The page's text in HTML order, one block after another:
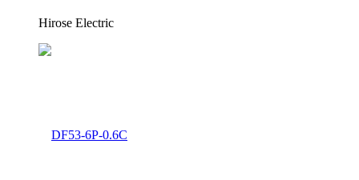
MIL-DTL-26482 I
MIL-DTL-5015
Simplex
Hirose Electric